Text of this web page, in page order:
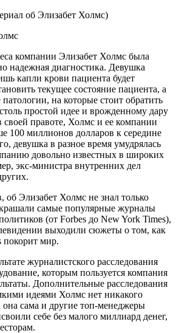
компании Элизабет Холмс была
надежная диагностика. Девушка
капли крови пациента будет
текущее состояние пациента, а
на которые стоит обратить
простой идее и врожденному дару
своей правоте, Холмс и ее компании
100 миллионов долларов к середине
девушка в разное время умудрялась
довольно известных в широких
экс-министра внутренних дел
об Элизабет Холмс не знал только
самые популярные журналы
(от Forbes до New York Times),
выходили сюжеты о том, как
покорит мир.
журналистского расследования
которым пользуется компания
Дополнительные расследования
идеями Холмс нет никакого
она сама и другие топ-менеджеры
себе без малого миллиард денег,